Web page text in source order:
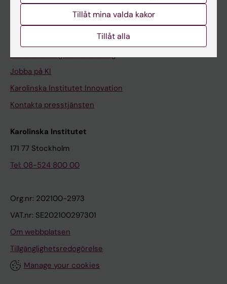
Kontakta och besök KI
Stöd forskning och utbildning
Jobba på KI
Karolinska Institutet Innovation
Kontakta presstjänsten
Karolinska Institutet
171 77 Stockholm
Tel: 08-524 800 00
Org.nr: 202100-2973
VAT.nr: SE202100297301
Om webbplatsen
Tillgänglighetsredogörelse
Manage your cookies
Tillåt mina valda kakor
Tillåt alla